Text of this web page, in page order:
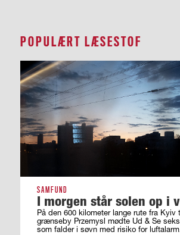
POPULÆRT LÆSESTOF
SAMFUND
I morgen står solen op i
På den 600 kilometer lange rute fra Kyiv
grænseby Przemysl mødte Ud & Se
som falder i søvn med risiko for